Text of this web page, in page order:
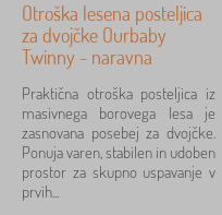
Barva posteljice
naravni
8
bela
7
Otroška lesena posteljica
za dvojčke Ourbaby
Twinny - naravna
Praktična otroška posteljica iz
masivnega borovega lesa je
zasnovana posebej za dvojčke.
Ponuja varen, stabilen in udoben
prostor za skupno uspavanje v
prvih...